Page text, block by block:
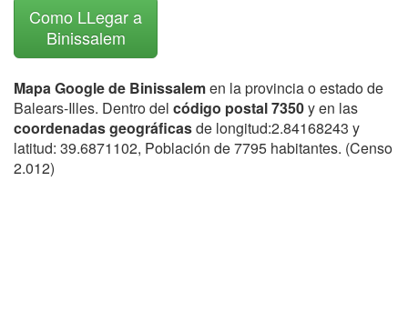
Como LLegar a
Binissalem
Mapa Google de Binissalemen la provincia o estado de
Balears-Illes. Dentro del código postal 7350y en las
coordenadas geográficasde longitud:2.84168243 y
latitud: 39.6871102, Población de 7795 habitantes. (Censo
2.012)